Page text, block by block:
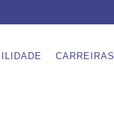
CARREIRAS